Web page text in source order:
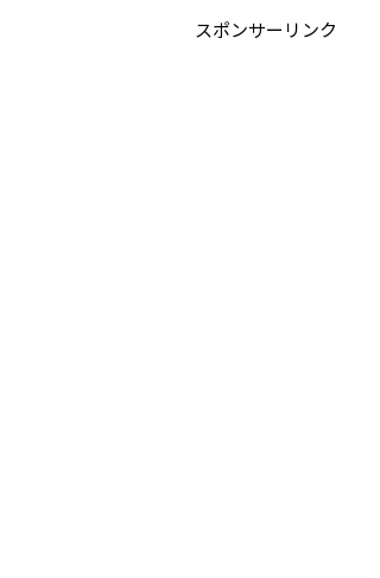
スポンサーリンク